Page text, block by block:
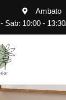
Ambato
Sab: 10:00 - 13:30